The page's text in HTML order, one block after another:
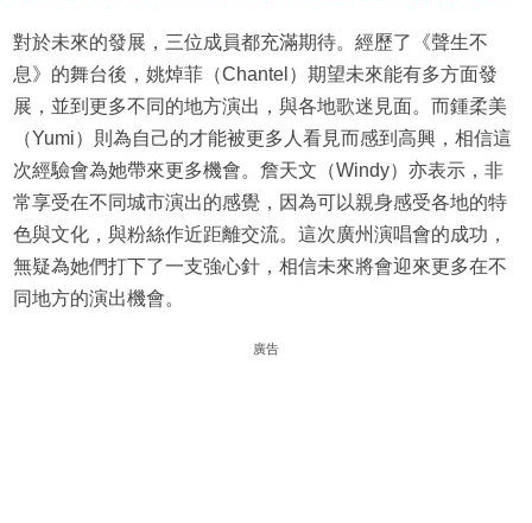
對於未來的發展，三位成員都充滿期待。經歷了《聲生不
息》的舞台後，姚焯菲（Chantel）期望未來能有多方面發
展，並到更多不同的地方演出，與各地歌迷見面。而鍾柔美
（Yumi）則為自己的才能被更多人看見而感到高興，相信這
次經驗會為她帶來更多機會。詹天文（Windy）亦表示，非
常享受在不同城市演出的感覺，因為可以親身感受各地的特
色與文化，與粉絲作近距離交流。這次廣州演唱會的成功，
無疑為她們打下了一支強心針，相信未來將會迎來更多在不
同地方的演出機會。
廣告